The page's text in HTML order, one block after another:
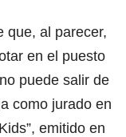
que, al parecer,
en el puesto
puede salir de
como jurado en
emitido en